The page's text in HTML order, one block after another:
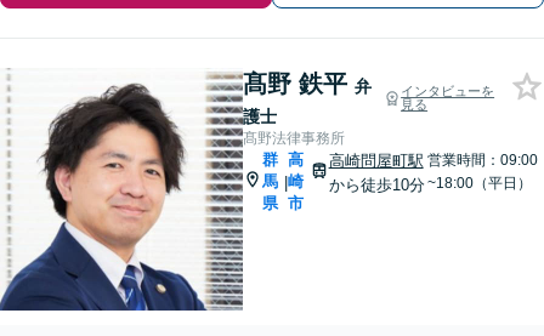
髙野 鉄平 弁
護士
インタビューを
見る
髙野法律事務所
群
馬
県
|
高
崎
市
高崎問屋町駅
から徒歩10分
営業時間：09:00
~18:00（平日）